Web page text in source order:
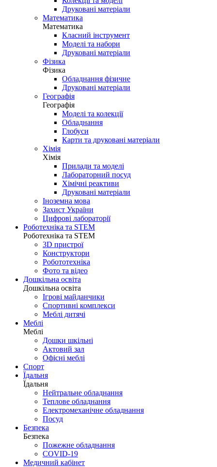
Друковані матеріали
Математика
Математика
Класний інструмент
Моделі та набори
Друковані матеріали
Фізика
Фізика
Обладнання фізичне
Друковані матеріали
Географія
Географія
Моделі та колекції
Обладнання
Глобуси
Карти та друковані матеріали
Хімія
Хімія
Прилади та моделі
Лабораторний посуд
Хімічні реактиви
Друковані матеріали
Іноземна мова
Захист України
Цифрові лабораторії
Роботехніка та STEM
Роботехніка та STEM
3D пристрої
Конструктори
Робототехніка
Фото та відео
Дошкільна освіта
Дошкільна освіта
Ігрові майданчики
Спортивні комплекси
Меблі дитячі
Меблі
Меблі
Дошки шкільні
Актовий зал
Офісні меблі
Спорт
Їдальня
Їдальня
Нейтральне обладнання
Теплове обладнання
Електромеханічне обладнання
Посуд
Безпека
Безпека
Пожежне обладнання
COVID-19
Медичний кабінет